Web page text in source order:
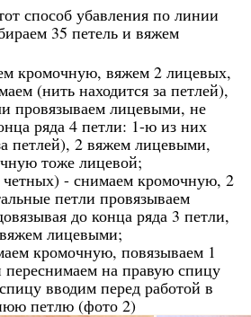
способ убавления по линии
35 петель и вяжем
кромочную, вяжем 2 лицевых,
(нить находится за петлей),
провязываем лицевыми, не
ряда 4 петли: 1-ю из них
петлей), 2 вяжем лицевыми,
тоже лицевой;
четных) - снимаем кромочную, 2
петли провязываем
до конца ряда 3 петли,
лицевыми;
кромочную, повязываем 1
на правую спицу
вводим перед работой в
петлю (фото 2)